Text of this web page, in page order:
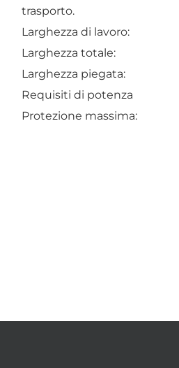
trasporto.
Larghezza di lavoro:
Larghezza totale:
Larghezza piegata:
Requisiti di potenza
Protezione massima: